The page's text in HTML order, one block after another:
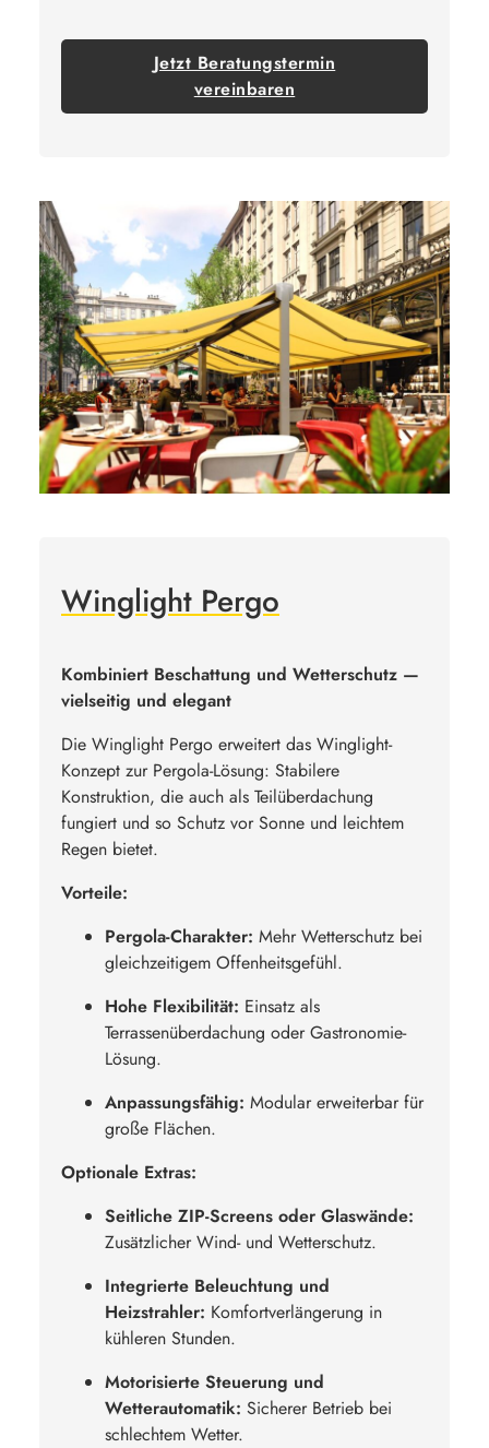
Jetzt Beratungstermin
vereinbaren
Winglight Pergo
Kombiniert Beschattung und Wetterschutz —
vielseitig und elegant
Die Winglight Pergo erweitert das Winglight-
Konzept zur Pergola-Lösung: Stabilere
Konstruktion, die auch als Teilüberdachung
fungiert und so Schutz vor Sonne und leichtem
Regen bietet.
Vorteile:
Pergola-Charakter: Mehr Wetterschutz bei
gleichzeitigem Offenheitsgefühl.
Hohe Flexibilität: Einsatz als
Terrassenüberdachung oder Gastronomie-
Lösung.
Anpassungsfähig: Modular erweiterbar für
große Flächen.
Optionale Extras:
Seitliche ZIP-Screens oder Glaswände:
Zusätzlicher Wind- und Wetterschutz.
Integrierte Beleuchtung und
Heizstrahler: Komfortverlängerung in
kühleren Stunden.
Motorisierte Steuerung und
Wetterautomatik: Sicherer Betrieb bei
schlechtem Wetter.